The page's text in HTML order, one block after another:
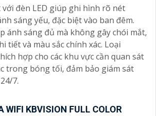
cảnh của một đại lý công nghệ:
Bạn đang tìm kiếm Camera Kbvision
dẫn? Hãy đến với chúng tôi để nhận
tư vấn về giải pháp chính xác
an ninh của bạn!"
Camera Kbvision với giá ưu đãi và
Liên hệ ngay với chúng tôi để được
kết cung cấp Camera Kbvision
với đèn LED giúp ghi hình rõ nét
sáng yếu, đặc biệt vào ban đêm.
ánh sáng đủ mà không gây chói mắt,
tiết và màu sắc chính xác. Loại
hợp cho các khu vực cần quan sát
trong bóng tối, đảm bảo giám sát
7.
WIFI KBVISION FULL COLOR